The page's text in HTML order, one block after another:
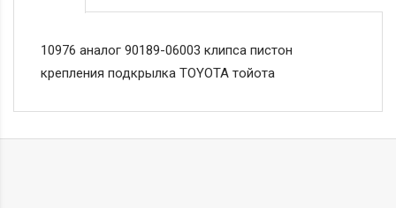
10976 аналог 90189-06003 клипса пистон
крепления подкрылка TOYOTA тойота